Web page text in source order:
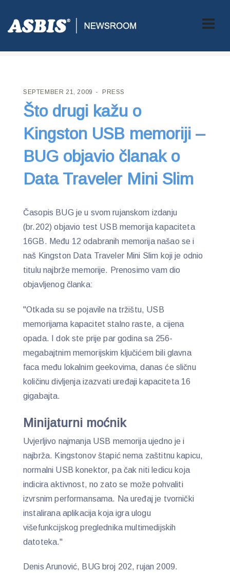
ASBIS CROATIA>PRESS> ŠTO DRUGI KAŽU O KINGSTON USB
MEMORIJI – BUG OBJAVIO ČLANAK O DATA TRAVELER MINI SLIM
SEPTEMBER 21, 2009 PRESS
Što drugi kažu o
Kingston USB memoriji –
BUG objavio članak o
Data Traveler Mini Slim
Časopis BUG je u svom rujanskom izdanju
(br.202) objavio test USB memorija kapaciteta
16GB. Među 12 odabranih memorija našao se i
naš Kingston Data Traveler Mini Slim koji je odnio
titulu najbrže memorije. Prenosimo vam dio
objavljenog članka:
"Otkada su se pojavile na tržištu, USB
memorijama kapacitet stalno raste, a cijena
opada. I dok ste prije par godina sa 256-
megabajtnim memorijskim ključićem bili glavna
faca među lokalnim geekovima, danas će sličnu
količinu divljenja izazvati uređaji kapaciteta 16
gigabajta.
Minijaturni moćnik
Uvjerljivo najmanja USB memorija ujedno je i
najbrža. Kingstonov štapić nema zaštitnu kapicu,
normalni USB konektor, pa čak niti ledicu koja
indicira aktivnost, no zato se može pohvaliti
izvrsnim performansama. Na uređaj je tvornički
instalirana aplikacija koja igra ulogu
višefunkcijskog preglednika multimedijskih
datoteka."
Denis Arunović, BUG broj 202, rujan 2009.